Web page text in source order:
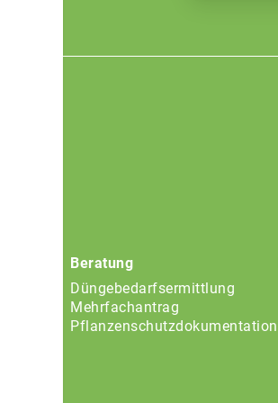
Beratung
Düngebedarfsermittlung
Mehrfachantrag
Pflanzenschutzdokumentation